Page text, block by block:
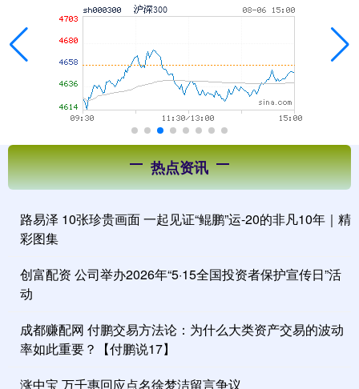
热点资讯
路易泽 10张珍贵画面 一起见证“鲲鹏”运-20的非凡10年｜精
彩图集
创富配资 公司举办2026年“5·15全国投资者保护宣传日”活
动
成都赚配网 付鹏交易方法论：为什么大类资产交易的波动
率如此重要？【付鹏说17】
涨中宝 万千惠回应点名徐梦洁留言争议